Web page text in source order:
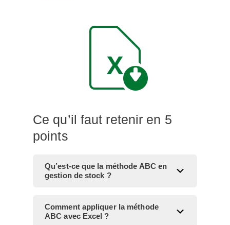
Ce qu’il faut retenir en 5
points
Qu’est-ce que la méthode ABC en
gestion de stock ?
​Comment appliquer la méthode
ABC avec Excel ?